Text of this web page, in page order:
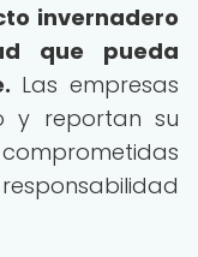
invernadero
que pueda
Las empresas
y reportan su